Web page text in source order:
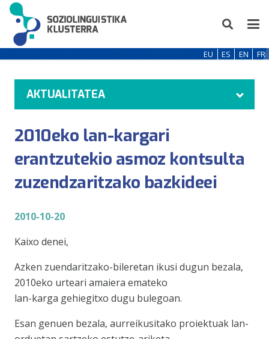
EU ES EN FR
AKTUALITATEA
2010eko lan-kargari
erantzutekio asmoz kontsulta
zuzendzaritzako bazkideei
2010-10-20
Kaixo denei,
Azken zuendaritzako-bileretan ikusi dugun bezala,
2010eko urteari amaiera emateko
lan-karga gehiegitxo dugu bulegoan.
Esan genuen bezala, aurreikusitako proiektuak lan-